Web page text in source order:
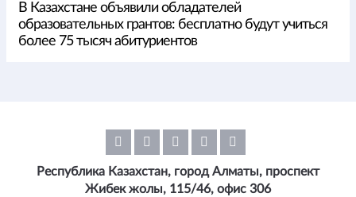
В Казахстане объявили обладателей
образовательных грантов: бесплатно будут учиться
более 75 тысяч абитуриентов
Республика Казахстан, город Алматы, проспект
Жибек жолы, 115/46, офис 306